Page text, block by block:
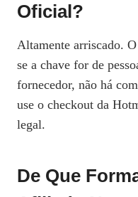
Oficial?
Altamente arriscado.
se a chave for de
fornecedor, não há
use o checkout da
legal.
De Que